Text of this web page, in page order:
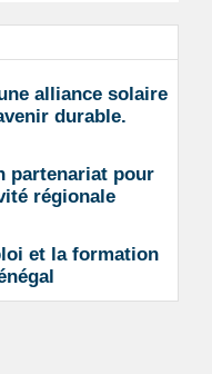
alliance solaire
durable.
partenariat pour
régionale
et la formation